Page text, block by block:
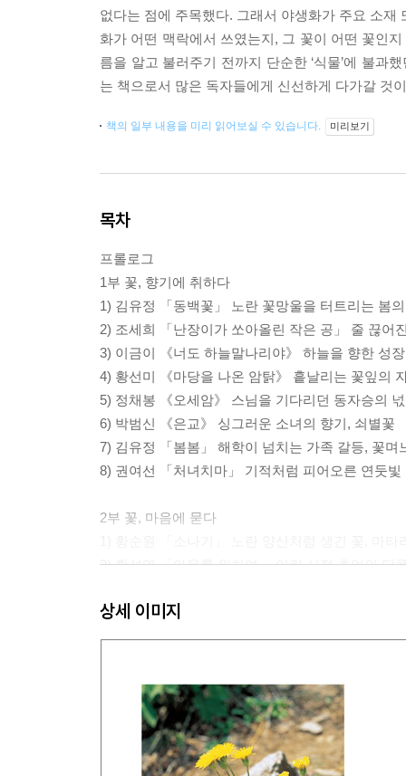
없다는 점에 주목했다. 그래서 야생화가 주요 소
화가 어떤 맥락에서 쓰였는지, 그 꽃이 어떤 꽃인
름을 알고 불러주기 전까지 단순한 ‘식물’에 불과
는 책으로서 많은 독자들에게 신선하게 다가갈 것
책의 일부 내용을 미리 읽어보실 수 있습니다. 미리보기
목차
프롤로그
1부 꽃, 향기에 취하다
1) 김유정 「동백꽃」 노란 꽃망울을 터트리는 봄
2) 조세희 「난장이가 쏘아올린 작은 공」 줄 끊어
3) 이금이 《너도 하늘말나리야》 하늘을 향한 성
4) 황선미 《마당을 나온 암탉》 흩날리는 꽃잎의
5) 정채봉 《오세암》 스님을 기다리던 동자승의
6) 박범신 《은교》 싱그러운 소녀의 향기, 쇠별꽃
7) 김유정 「봄봄」 해학이 넘치는 가족 갈등, 꽃며
8) 권여선 「처녀치마」 기적처럼 피어오른 연둣
2부 꽃, 마음에 묻다
2) 황석영 「아우를 위하여」 어린 시절 추억의 달
4) 이미륵 《압록강은 흐른다》 돌아가지 못할 고
7) 신경숙 《엄마를 부탁해》 엄마에게 보내는 최
8) 이승우 《식물들의 사생활》 소나무를 껴안은
3부 꽃, 세상에 맞서다
상세 이미지